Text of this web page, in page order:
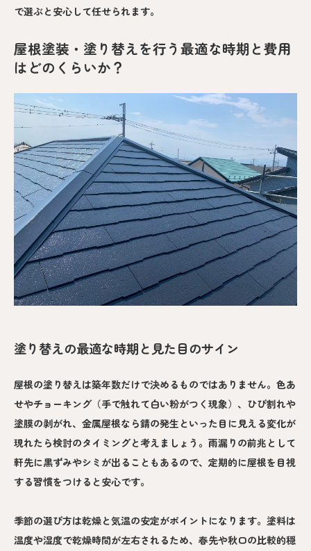
で選ぶと安心して任せられます。
屋根塗装・塗り替えを行う最適な時期と費用
はどのくらいか？
塗り替えの最適な時期と見た目のサイン
屋根の塗り替えは築年数だけで決めるものではありません。色あ
せやチョーキング（手で触れて白い粉がつく現象）、ひび割れや
塗膜の剥がれ、金属屋根なら錆の発生といった目に見える変化が
現れたら検討のタイミングと考えましょう。雨漏りの前兆として
軒先に黒ずみやシミが出ることもあるので、定期的に屋根を目視
する習慣をつけると安心です。
季節の選び方は乾燥と気温の安定がポイントになります。塗料は
温度や湿度で乾燥時間が左右されるため、春先や秋口の比較的穏